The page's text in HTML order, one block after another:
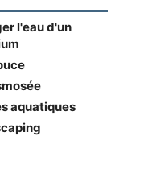
l'eau d'un
aquatiques